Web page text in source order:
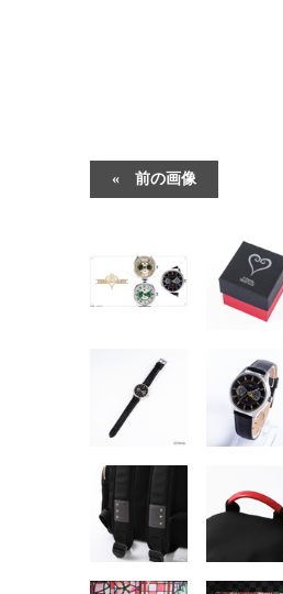
前の画像